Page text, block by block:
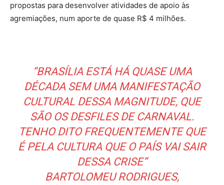
propostas para desenvolver atividades de apoio às
agremiações, num aporte de quase R$ 4 milhões.
“BRASÍLIA ESTÁ HÁ QUASE UMA
DÉCADA SEM UMA MANIFESTAÇÃO
CULTURAL DESSA MAGNITUDE, QUE
SÃO OS DESFILES DE CARNAVAL.
TENHO DITO FREQUENTEMENTE QUE
É PELA CULTURA QUE O PAÍS VAI SAIR
DESSA CRISE”
BARTOLOMEU RODRIGUES,